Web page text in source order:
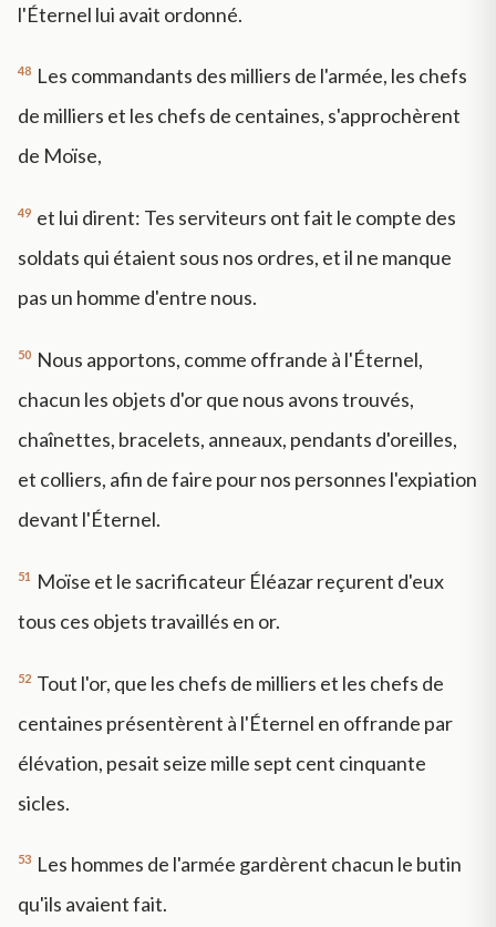
l'Éternel lui avait ordonné.
48 Les commandants des milliers de l'armée, les chefs
de milliers et les chefs de centaines, s'approchèrent
de Moïse,
49 et lui dirent: Tes serviteurs ont fait le compte des
soldats qui étaient sous nos ordres, et il ne manque
pas un homme d'entre nous.
50 Nous apportons, comme offrande à l'Éternel,
chacun les objets d'or que nous avons trouvés,
chaînettes, bracelets, anneaux, pendants d'oreilles,
et colliers, afin de faire pour nos personnes l'expiation
devant l'Éternel.
51
Moïse et le sacrificateur Éléazar reçurent d'eux
tous ces objets travaillés en or.
52 Tout l'or, que les chefs de milliers et les chefs de
centaines présentèrent à l'Éternel en offrande par
élévation, pesait seize mille sept cent cinquante
sicles.
53 Les hommes de l'armée gardèrent chacun le butin
qu'ils avaient fait.